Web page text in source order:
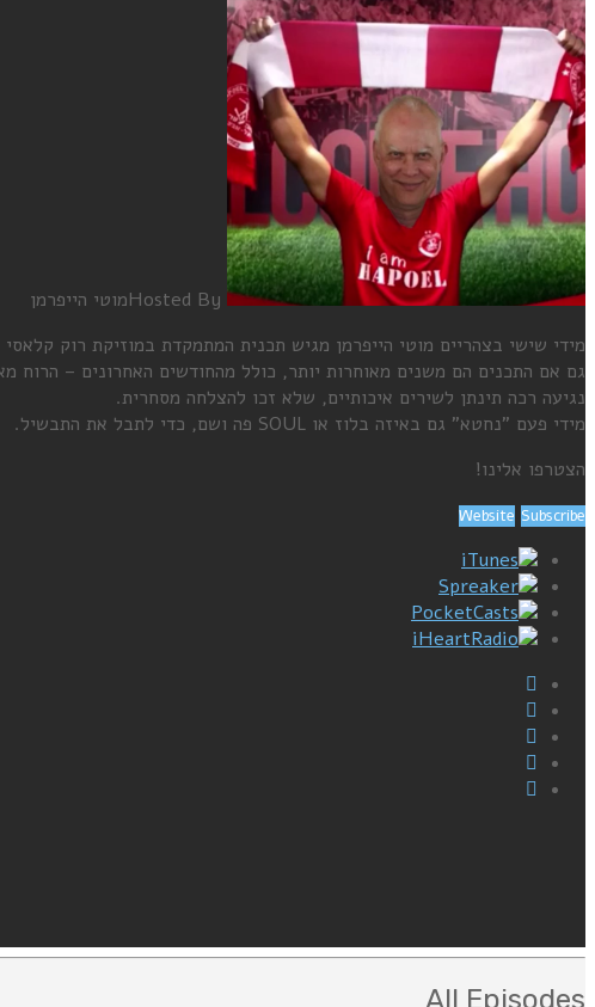
Hosted Byמוטי הייפרמן
מידי שישי בצהריים מוטי הייפרמן מגיש תכנית המתמקדת במוזיקת רוק קלאסי ורוק
גם אם התכנים הם משנים מאוחרות יותר, כולל מהחודשים האחרונים – הרוח
נגיעה רכה תינתן לשירים איכותיים, שלא זכו להצלחה מסחרית.
מידי פעם "נחטא" גם באיזה בלוז או SOUL פה ושם, כדי לתבל את התבשיל.
הצטרפו אלינו!
Website Subscribe
iTunes
Spreaker
PocketCasts
iHeartRadio
All Episodes